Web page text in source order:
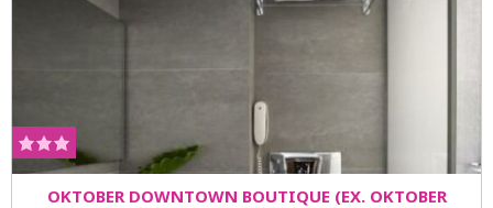
OKTOBER DOWNTOWN BOUTIQUE (EX. OKTOBER